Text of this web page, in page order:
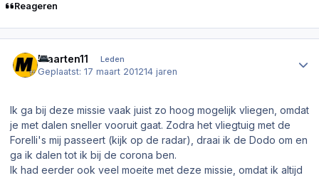
Reageren
Maarten11 Leden
Geplaatst:17 maart 201214 jaren
Ik ga bij deze missie vaak juist zo hoog mogelijk vliegen, omdat
je met dalen sneller vooruit gaat. Zodra het vliegtuig met de
Forelli's mij passeert (kijk op de radar), draai ik de Dodo om en
ga ik dalen tot ik bij de corona ben.
Ik had eerder ook veel moeite met deze missie, omdat ik altijd